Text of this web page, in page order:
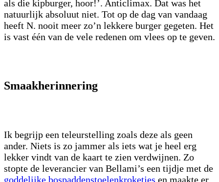
als die kipburger, hoor!’. Anticlimax. Dat was het
natuurlijk absoluut niet. Tot op de dag van vandaag
heeft N. nooit meer zo’n lekkere burger gegeten. Het
is vast één van de vele redenen om vlees op te geven.
Smaakherinnering
Ik begrijp een teleurstelling zoals deze als geen
ander. Niets is zo jammer als iets wat je heel erg
lekker vindt van de kaart te zien verdwijnen. Zo
stopte de leverancier van Bellami’s een tijdje met de
goddelijke bospaddenstoelenkroketjes en maakte er